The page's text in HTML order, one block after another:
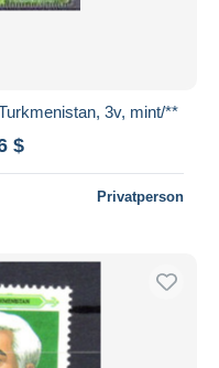
3v, mint/**
$
Privatperson